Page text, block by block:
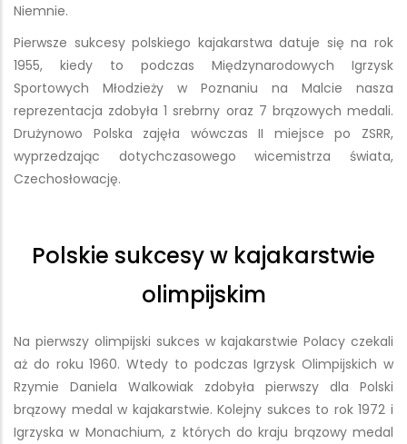
Niemnie.
Pierwsze sukcesy polskiego kajakarstwa datuje się na rok
1955, kiedy to podczas Międzynarodowych Igrzysk
Sportowych Młodzieży w Poznaniu na Malcie nasza
reprezentacja zdobyła 1 srebrny oraz 7 brązowych medali.
Drużynowo Polska zajęła wówczas II miejsce po ZSRR,
wyprzedzając dotychczasowego wicemistrza świata,
Czechosłowację.
Polskie sukcesy w kajakarstwie
olimpijskim
Na pierwszy olimpijski sukces w kajakarstwie Polacy czekali
aż do roku 1960. Wtedy to podczas Igrzysk Olimpijskich w
Rzymie Daniela Walkowiak zdobyła pierwszy dla Polski
brązowy medal w kajakarstwie. Kolejny sukces to rok 1972 i
Igrzyska w Monachium, z których do kraju brązowy medal